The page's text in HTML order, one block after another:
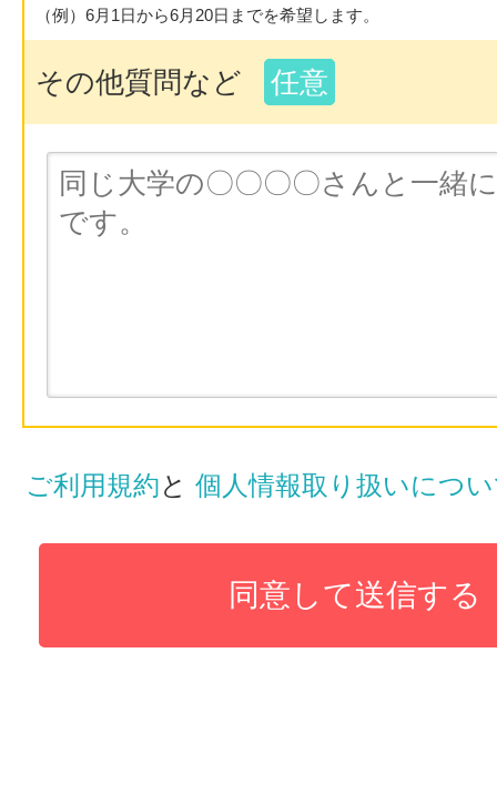
（例）6月1日から6月20日までを希望します。
その他質問など 任意
ご利用規約と 個人情報取り扱いにつ